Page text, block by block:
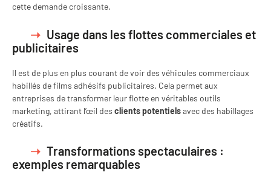
cette demande croissante.
Usage dans les flottes commerciales et
publicitaires
Il est de plus en plus courant de voir des véhicules commerciaux
habillés de films adhésifs publicitaires. Cela permet aux
entreprises de transformer leur flotte en véritables outils
marketing, attirant l’œil des clients potentielsavec des habillages
créatifs.
Transformations spectaculaires :
exemples remarquables